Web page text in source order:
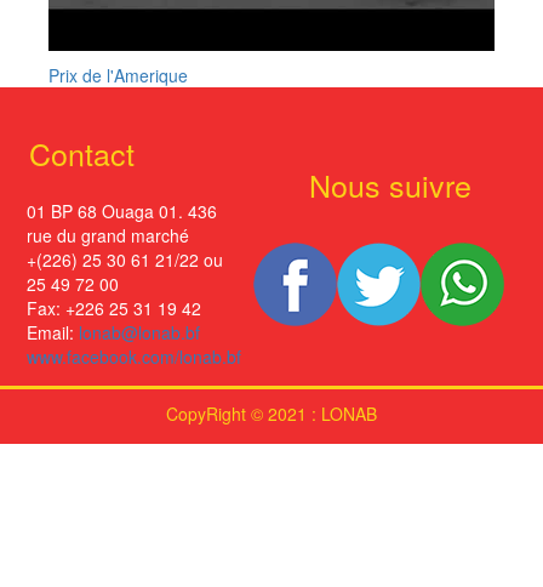
Prix de l'Amerique
Contact
01 BP 68 Ouaga 01. 436
rue du grand marché
+(226) 25 30 61 21/22 ou
25 49 72 00
Fax: +226 25 31 19 42
Email: lonab@lonab.bf
www.facebook.com/lonab.bf
Nous suivre
CopyRight © 2021 : LONAB